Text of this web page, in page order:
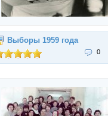
Выборы 1959 года
0